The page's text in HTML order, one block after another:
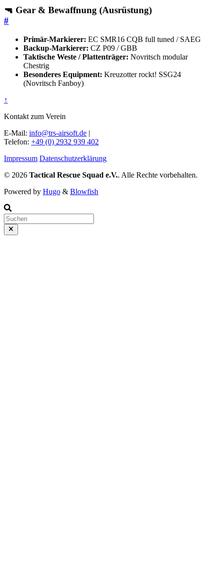
🔫 Gear & Bewaffnung (Ausrüstung)
#
Primär-Markierer: EC SMR16 CQB full tuned / SAEG
Backup-Markierer: CZ P09 / GBB
Taktische Weste / Plattenträger: Novritsch modular
Chestrig
Besonderes Equipment: Kreuzotter rockt! SSG24
(Novritsch Fanboy)
↑
Kontakt zum Verein
E-Mail: info@trs-airsoft.de |
Telefon: +49 (0) 2932 939 402
Impressum Datenschutzerklärung
© 2026 Tactical Rescue Squad e.V.. Alle Rechte vorbehalten.
Powered by Hugo & Blowfish